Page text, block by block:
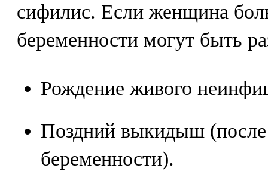
сифилис. Если женщина
беременности могут быть
Рождение живого
Поздний выкидыш (после
беременности).